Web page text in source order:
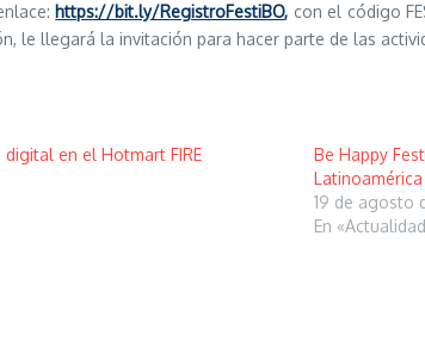
https://bit.ly/RegistroFestiBO, con el código
le llegará la invitación para hacer parte de las
en el Hotmart FIRE
Be Happy
Latinoamérica
19 de agosto
En